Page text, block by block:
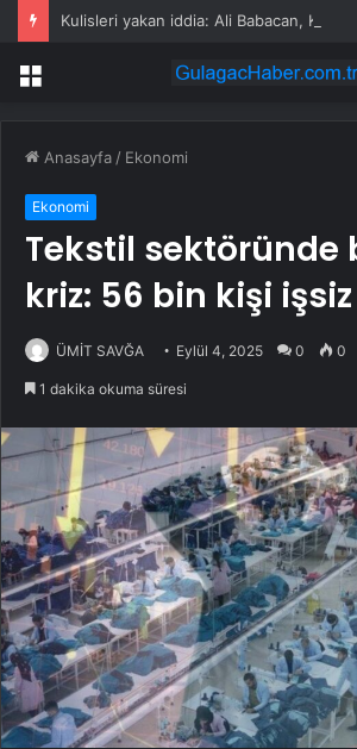
Menü
Anasayfa / Ekonomi
Ekonomi
Tekstil sektöründe
kriz: 56 bin kişi işsiz
ÜMİT SAVĞA Eylül 4, 2025 0 0
1 dakika okuma süresi